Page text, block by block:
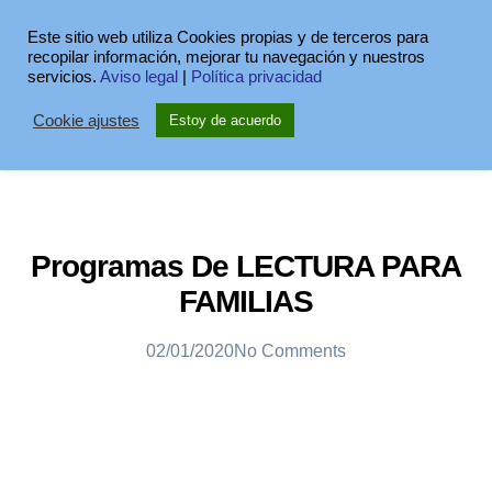
Programas De LECTURA PARA
FAMILIAS
02/01/2020No Comments
Este sitio web utiliza Cookies propias y de terceros para
recopilar información, mejorar tu navegación y nuestros
servicios. Aviso legal Política privacidad
Cookie ajustes Estoy de acuerdo